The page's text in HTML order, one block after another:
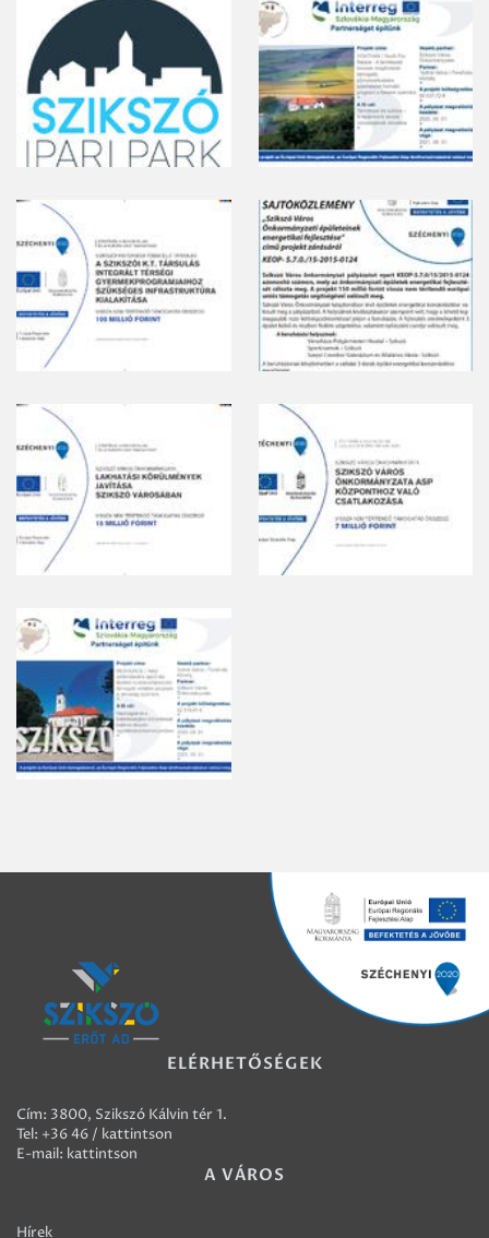
ELÉRHETŐSÉGEK
Cím: 3800, Szikszó Kálvin tér 1.
Tel: +36 46 / kattintson
E-mail: kattintson
A VÁROS
Hírek